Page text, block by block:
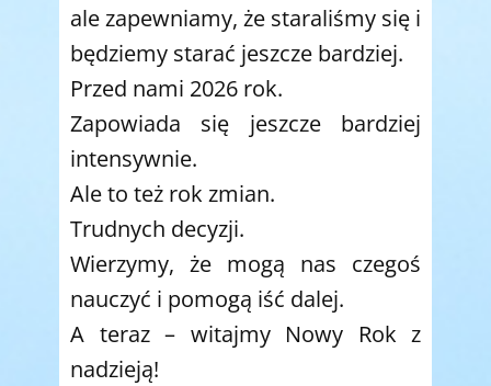
ale zapewniamy, że staraliśmy się i
będziemy starać jeszcze bardziej.
Przed nami 2026 rok.
Zapowiada się jeszcze bardziej
intensywnie.
Ale to też rok zmian.
Trudnych decyzji.
Wierzymy, że mogą nas czegoś
nauczyć i pomogą iść dalej.
A teraz – witajmy Nowy Rok z
nadzieją!